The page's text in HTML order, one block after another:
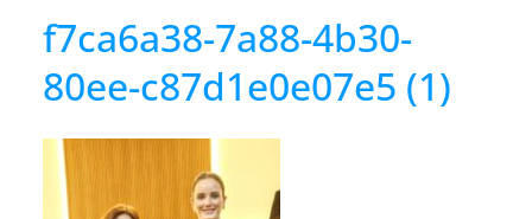
f7ca6a38-7a88-4b30-
80ee-c87d1e0e07e5 (1)